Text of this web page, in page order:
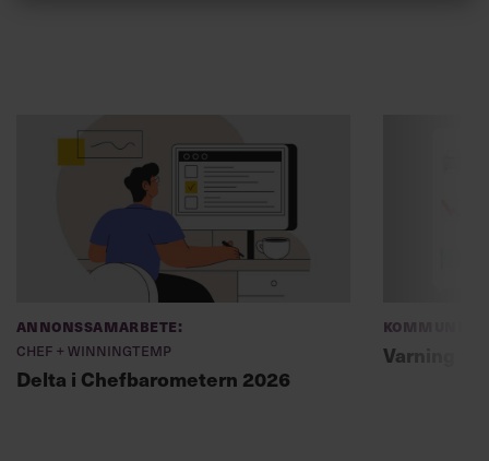
Annonssamarbete:
Chef + Winningtemp
Delta i Chefbarometern 2026
Varning